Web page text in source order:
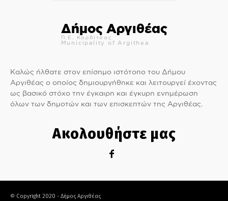
Δήμος Αργιθέας
Π.Ε. Καρδίτσας
Municipality of Argithea
Καλώς ήλθατε στον επίσημο ιστότοπο του Δήμου
Αργιθέας ο οποίος δημιουργήθηκε και λειτουργεί έχοντας
ως βασικό στόχο την έγκαιρη και έγκυρη ενημέρωση
όλων των δημοτών και των επισκεπτών της Αργιθέας.
Ακολουθήστε μας
© Copyright 2020 - Δήμος Αργιθέας